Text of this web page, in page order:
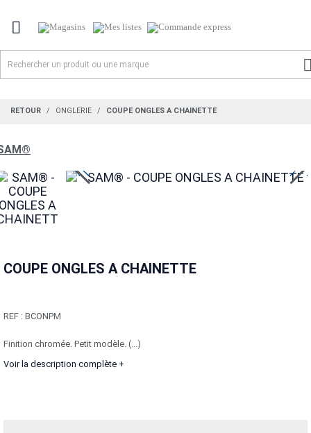

RETOUR ONGLERIE COUPE ONGLES A CHAINETTE
COUPE ONGLES A CHAINETTE
REF : BCONPM
Finition chromée. Petit modèle. (...)
Voir la description complète +